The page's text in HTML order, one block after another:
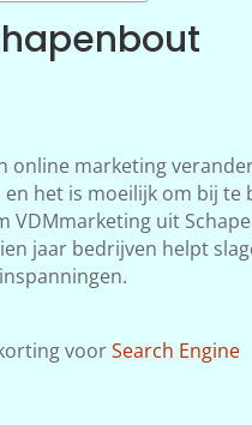
online marketing
het is moeilijk om bij te
VDMmarketing uit
jaar bedrijven helpt
voorSearch Engine